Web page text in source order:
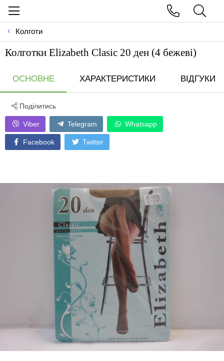
Колготи
Колготки Elizabeth Clasic 20 ден (4 бежеві)
ОСНОВНЕ ХАРАКТЕРИСТИКИ ВІДГУКИ
Поділитись
Viber Telegram Whatsapp
Facebook Twitter